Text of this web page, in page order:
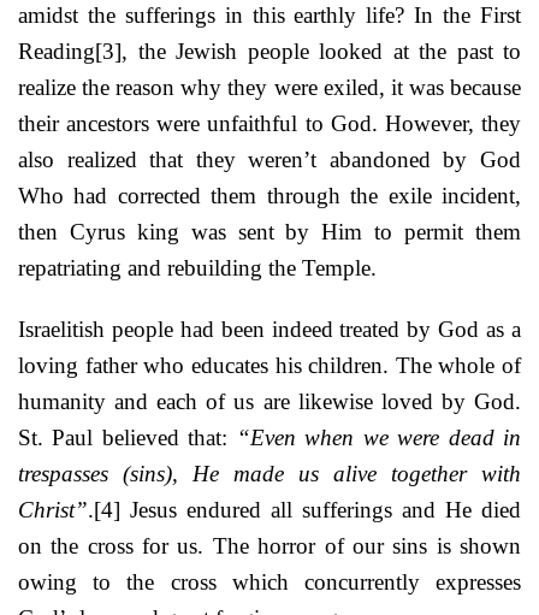
amidst the sufferings in this earthly life? In the First
Reading[3], the Jewish people looked at the past to
realize the reason why they were exiled, it was because
their ancestors were unfaithful to God. However, they
also realized that they weren’t abandoned by God
Who had corrected them through the exile incident,
then Cyrus king was sent by Him to permit them
repatriating and rebuilding the Temple.
Israelitish people had been indeed treated by God as a
loving father who educates his children. The whole of
humanity and each of us are likewise loved by God.
St. Paul believed that: “Even when we were dead in
trespasses (sins), He made us alive together with
Christ”.[4] Jesus endured all sufferings and He died
on the cross for us. The horror of our sins is shown
owing to the cross which concurrently expresses